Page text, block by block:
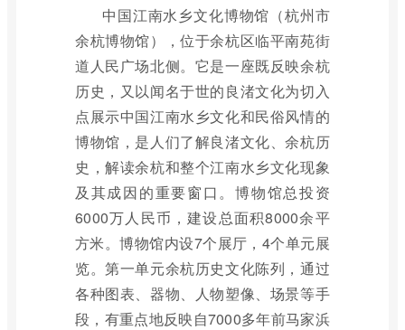
中国江南水乡文化博物馆（杭州市
余杭博物馆），位于余杭区临平南苑街
道人民广场北侧。它是一座既反映余杭
历史，又以闻名于世的良渚文化为切入
点展示中国江南水乡文化和民俗风情的
博物馆，是人们了解良渚文化、余杭历
史，解读余杭和整个江南水乡文化现象
及其成因的重要窗口。博物馆总投资
6000万人民币，建设总面积8000余平
方米。博物馆内设7个展厅，4个单元展
览。第一单元余杭历史文化陈列，通过
各种图表、器物、人物塑像、场景等手
段，有重点地反映自7000多年前马家浜